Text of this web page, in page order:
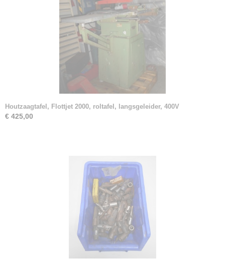
Houtzaagtafel, Flottjet 2000, roltafel, langsgeleider, 400V
€ 425,00